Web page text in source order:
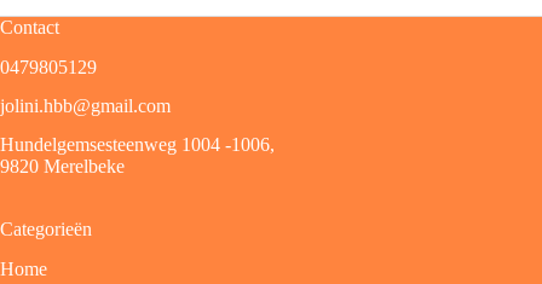
Contact
0479805129
jolini.hbb@gmail.com
Hundelgemsesteenweg 1004 -1006,
9820 Merelbeke
Categorieën
Home